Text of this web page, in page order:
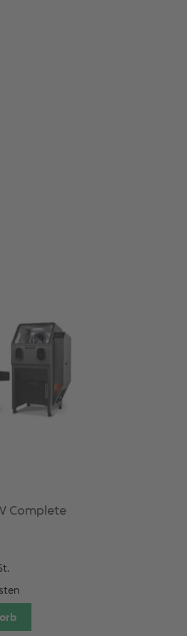
Complete